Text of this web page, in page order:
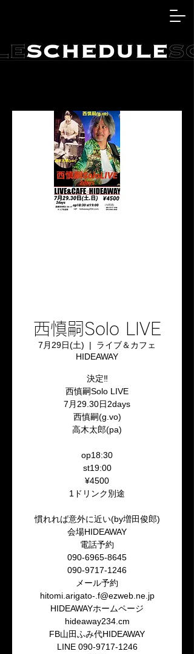
西慎嗣Solo LIVE
7月29日(土)
  |
ライブ＆カフェ
HIDEAWAY
決定‼️
西慎嗣Solo LIVE
7月29.30日2days
西慎嗣(g.vo)
高木太郎(pa)
op18:30
st19:00
¥4500
1ドリンク別途
慣れれば意外に近い(by増田俊郎)
会場HIDEAWAY
電話予約
090-6965-8645
090-9717-1246
メール予約
hitomi.arigato-.f@ezweb.ne.jp
HIDEAWAYホームページ
hideaway234.cm
FB山田ふみ代HIDEAWAY
LINE 090-9717-1246